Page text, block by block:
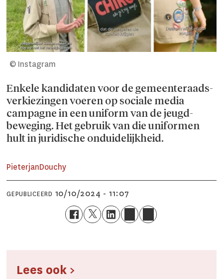
© Instagram
Enkele kandidaten voor de gemeenteraads­
verkiezingen voeren op sociale media
campagne in een uniform van de jeugd­
beweging. Het gebruik van die uniformen
hult in juridische onduidelijkheid.
PieterjanDouchy
GEPUBLICEERD 10/10/2024 - 11:07
Lees ook >